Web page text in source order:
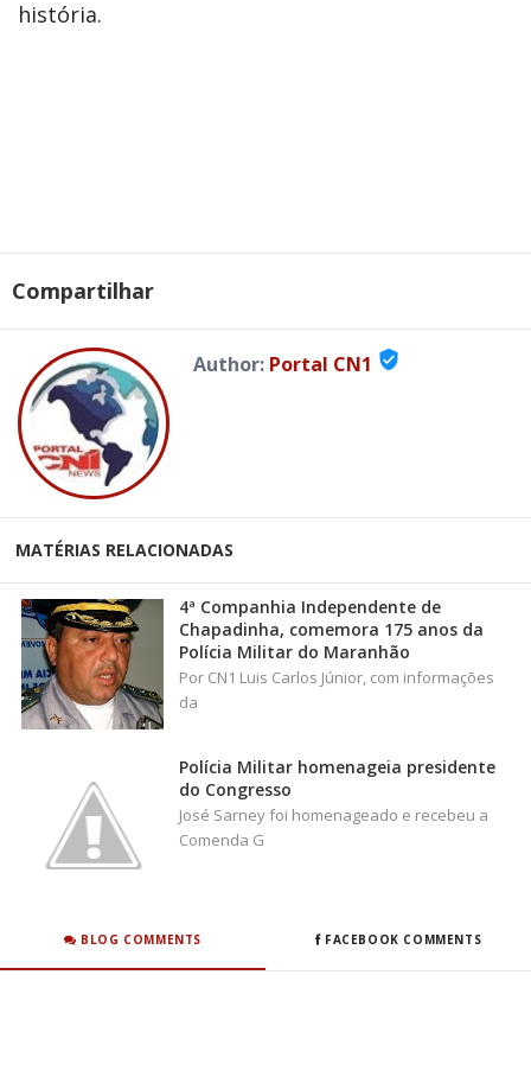
MATÉRIAS RELACIONADAS
Por CN1 Luis Carlos Júnior, com informações
da
Polícia Militar homenageia presidente
do Congresso
José Sarney foi homenageado e recebeu a
Comenda G
BLOG COMMENTS FACEBOOK COMMENTS